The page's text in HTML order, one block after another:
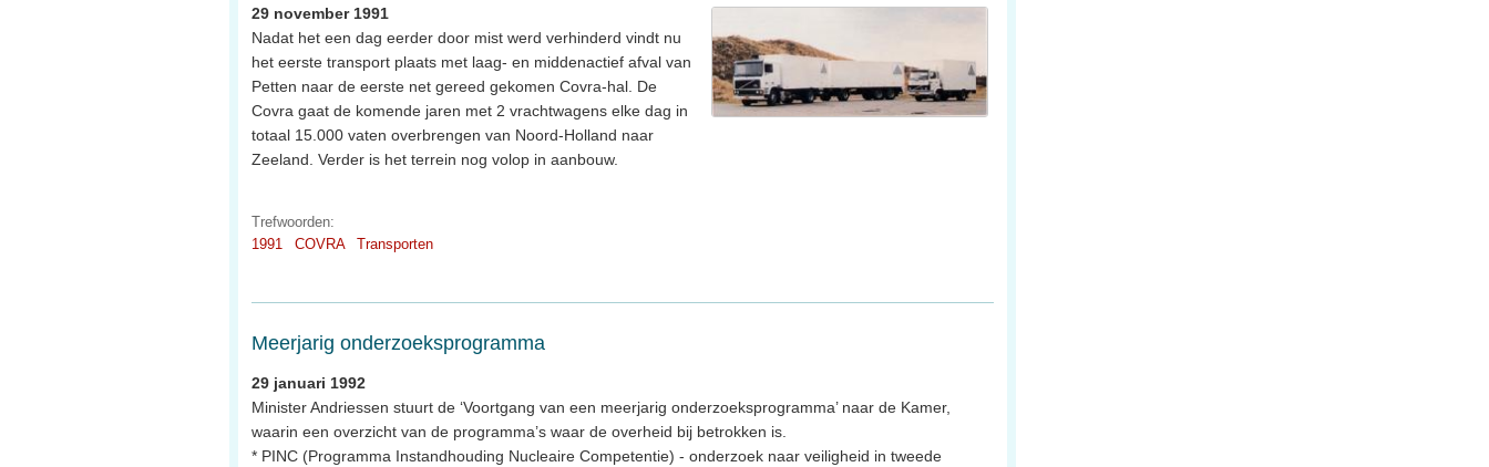
29 november 1991
Nadat het een dag eerder door mist werd verhinderd vindt nu
het eerste transport plaats met laag- en middenactief afval van
Petten naar de eerste net gereed gekomen Covra-hal. De
Covra gaat de komende jaren met 2 vrachtwagens elke dag in
totaal 15.000 vaten overbrengen van Noord-Holland naar
Zeeland. Verder is het terrein nog volop in aanbouw.
Trefwoorden:
1991
COVRA Transporten
Meerjarig onderzoeksprogramma
29 januari 1992
Minister Andriessen stuurt de ‘Voortgang van een meerjarig onderzoeksprogramma’ naar de Kamer,
waarin een overzicht van de programma’s waar de overheid bij betrokken is.
* PINC (Programma Instandhouding Nucleaire Competentie) - onderzoek naar veiligheid in tweede